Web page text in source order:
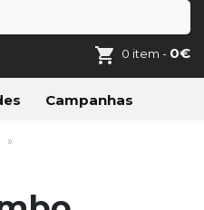
0 item - 0€
Campanhas